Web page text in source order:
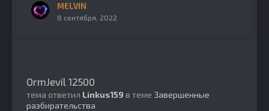
MELVIN
8 сентября, 2022
OrmJevil 12500
тема ответил Linkus159 в теме Завершенные
разбирательства